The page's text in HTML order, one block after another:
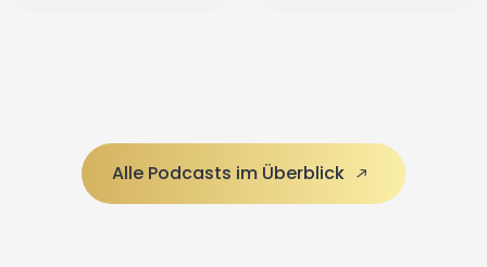
Alle Podcasts im Überblick